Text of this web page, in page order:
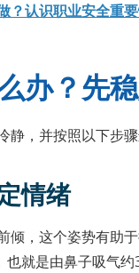
？认识职业安全重
办？先
，并按照以下步
情绪
倾，这个姿势有助
就是由鼻子吸气